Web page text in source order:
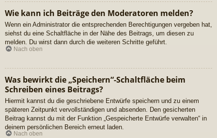
Wie kann ich Beiträge den Moderatoren melden?
Wenn ein Administrator die entsprechenden Berechtigungen vergeben hat,
siehst du eine Schaltfläche in der Nähe des Beitrags, um diesen zu
melden. Du wirst dann durch die weiteren Schritte geführt.
Nach oben
Was bewirkt die „Speichern“-Schaltfläche beim
Schreiben eines Beitrags?
Hiermit kannst du die geschriebene Entwürfe speichern und zu einem
späteren Zeitpunkt vervollständigen und absenden. Den gesicherten
Beitrag kannst du mit der Funktion „Gespeicherte Entwürfe verwalten“ in
deinem persönlichen Bereich erneut laden.
Nach oben